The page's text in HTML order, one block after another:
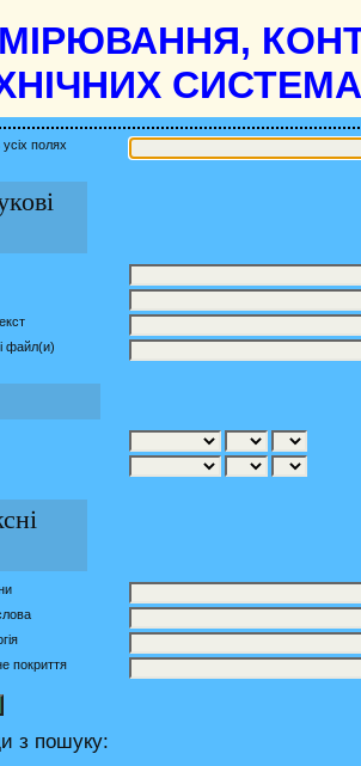
полях
файл(и)
покриття
з пошуку: